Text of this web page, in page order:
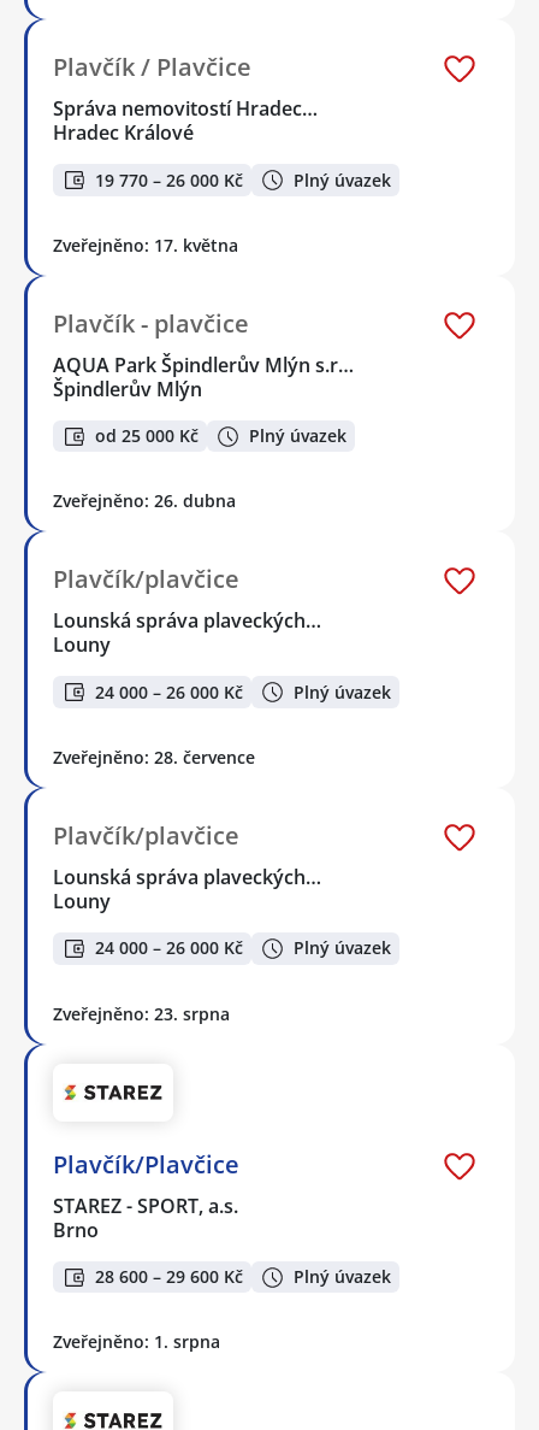
Plavčík / Plavčice
Správa nemovitostí Hradec…
Hradec Králové
19 770 – 26 000 Kč Plný úvazek
Zveřejněno: 17. května
Plavčík - plavčice
AQUA Park Špindlerův Mlýn s.r…
Špindlerův Mlýn
od 25 000 Kč Plný úvazek
Zveřejněno: 26. dubna
Plavčík/plavčice
Lounská správa plaveckých…
Louny
24 000 – 26 000 Kč Plný úvazek
Zveřejněno: 28. července
Plavčík/plavčice
Lounská správa plaveckých…
Louny
24 000 – 26 000 Kč Plný úvazek
Zveřejněno: 23. srpna
Plavčík/Plavčice
STAREZ - SPORT, a.s.
Brno
28 600 – 29 600 Kč Plný úvazek
Zveřejněno: 1. srpna